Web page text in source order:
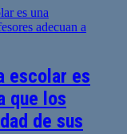
escolar es
que los
de sus